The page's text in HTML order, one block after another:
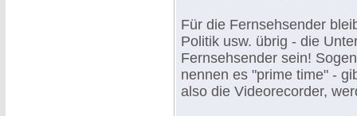
Für die Fernsehsender
Politik usw. übrig - die
Fernsehsender sein!
nennen es "prime time" -
also die Videorecorder,